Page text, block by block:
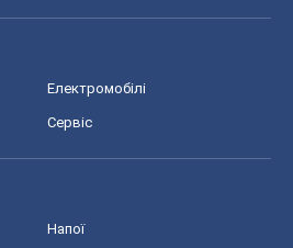
Електромобілі
Сервіс
Напої